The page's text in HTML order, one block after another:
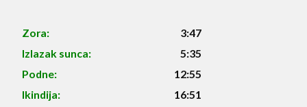
Zora:
3:47
Izlazak sunca:
5:35
Podne:
12:55
Ikindija:
16:51